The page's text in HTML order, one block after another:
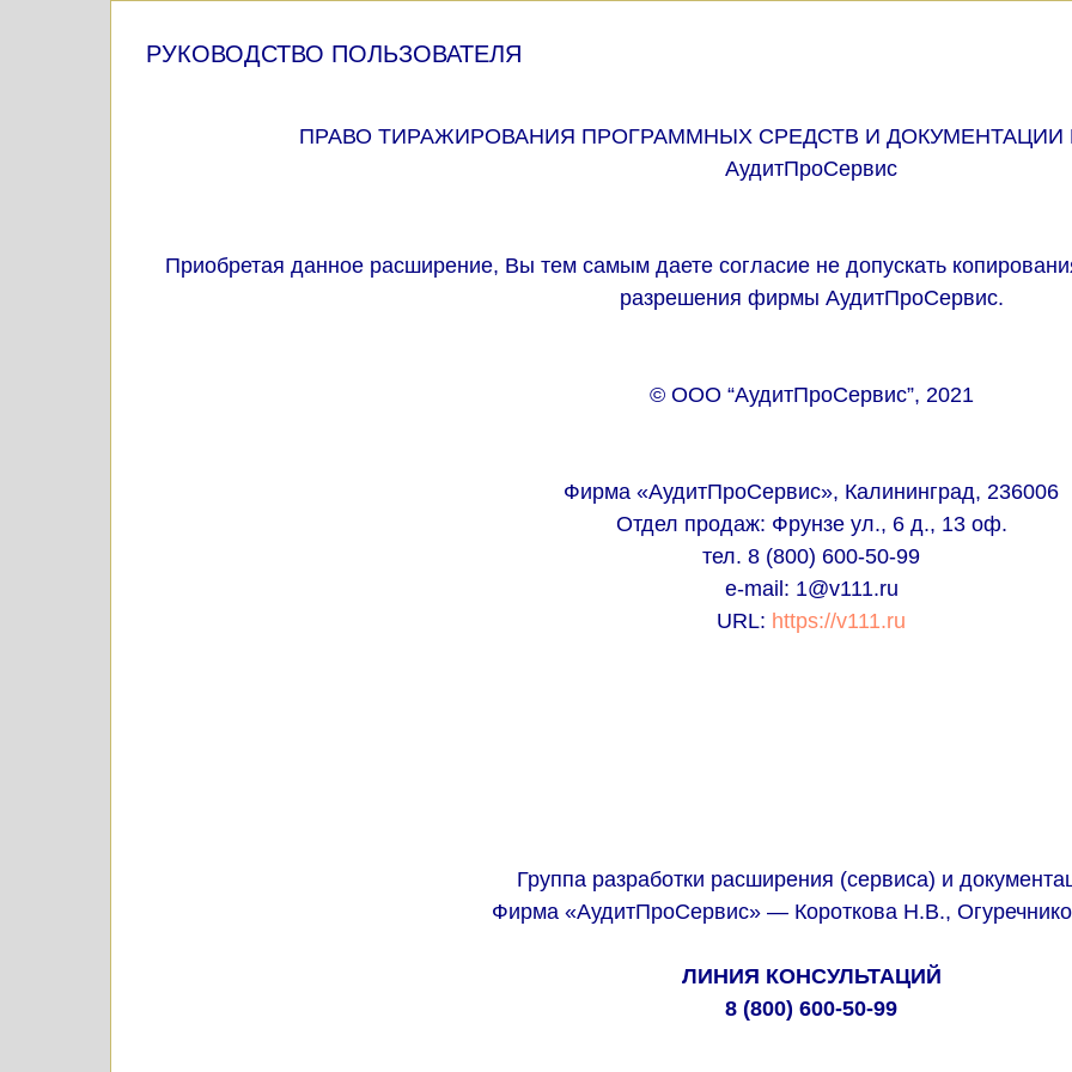
РУКОВОДСТВО ПОЛЬЗОВАТЕЛЯ
ПРАВО ТИРАЖИРОВАНИЯ ПРОГРАММНЫХ СРЕДСТВ И
АудитПроСервис
Приобретая данное расширение, Вы тем самым даете согласие не допускать
разрешения фирмы АудитПроСервис.
© ООО “АудитПроСервис”, 2021
Фирма «АудитПроСервис», Калининград, 236006
Отдел продаж: Фрунзе ул., 6 д., 13 оф.
тел. 8 (800) 600-50-99
e-mail: 1@v111.ru
URL: https://v111.ru
Группа разработки расширения (сервиса) и
Фирма «АудитПроСервис» — Короткова Н.В.,
ЛИНИЯ КОНСУЛЬТАЦИЙ
8 (800) 600-50-99